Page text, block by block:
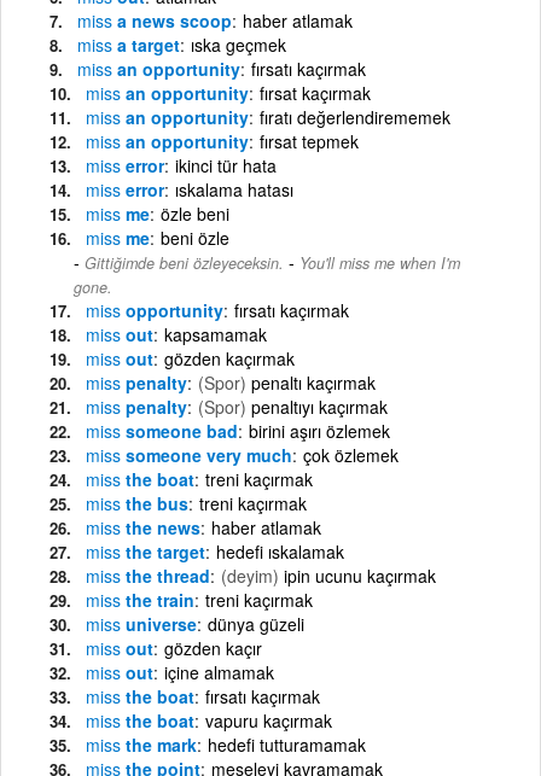
miss a news scoop haber atlamak
miss a target ıska geçmek
miss an opportunity fırsatı kaçırmak
miss an opportunity fırsat kaçırmak
miss an opportunity fıratı değerlendirememek
miss an opportunity fırsat tepmek
miss error ikinci tür hata
miss error ıskalama hatası
miss me özle beni
miss me beni özle
Gittiğimde beni özleyeceksin. - You'll miss me when I'm
gone.
miss opportunity fırsatı kaçırmak
miss out kapsamamak
miss out gözden kaçırmak
miss penalty (Spor) penaltı kaçırmak
miss penalty (Spor) penaltıyı kaçırmak
miss someone bad birini aşırı özlemek
miss someone very much çok özlemek
miss the boat treni kaçırmak
miss the bus treni kaçırmak
miss the news haber atlamak
miss the target hedefi ıskalamak
miss the thread (deyim) ipin ucunu kaçırmak
miss the train treni kaçırmak
miss universe dünya güzeli
miss out gözden kaçır
miss out içine almamak
miss the boat fırsatı kaçırmak
miss the boat vapuru kaçırmak
miss the mark hedefi tutturamamak
miss the point meseleyi kavramamak